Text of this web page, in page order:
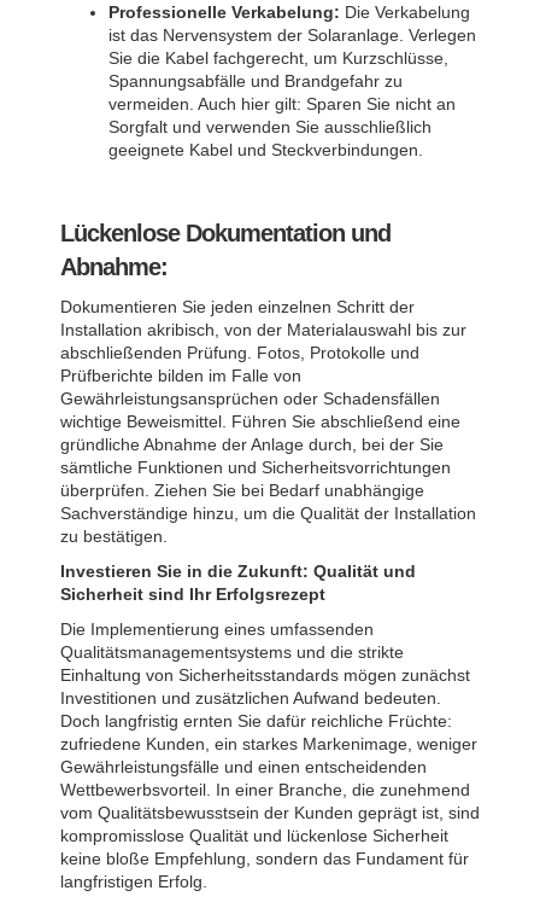
Professionelle Verkabelung: Die Verkabelung
ist das Nervensystem der Solaranlage. Verlegen
Sie die Kabel fachgerecht, um Kurzschlüsse,
Spannungsabfälle und Brandgefahr zu
vermeiden. Auch hier gilt: Sparen Sie nicht an
Sorgfalt und verwenden Sie ausschließlich
geeignete Kabel und Steckverbindungen.
Lückenlose Dokumentation und
Abnahme:
Dokumentieren Sie jeden einzelnen Schritt der
Installation akribisch, von der Materialauswahl bis zur
abschließenden Prüfung. Fotos, Protokolle und
Prüfberichte bilden im Falle von
Gewährleistungsansprüchen oder Schadensfällen
wichtige Beweismittel. Führen Sie abschließend eine
gründliche Abnahme der Anlage durch, bei der Sie
sämtliche Funktionen und Sicherheitsvorrichtungen
überprüfen. Ziehen Sie bei Bedarf unabhängige
Sachverständige hinzu, um die Qualität der Installation
zu bestätigen.
Investieren Sie in die Zukunft: Qualität und
Sicherheit sind Ihr Erfolgsrezept
Die Implementierung eines umfassenden
Qualitätsmanagementsystems und die strikte
Einhaltung von Sicherheitsstandards mögen zunächst
Investitionen und zusätzlichen Aufwand bedeuten.
Doch langfristig ernten Sie dafür reichliche Früchte:
zufriedene Kunden, ein starkes Markenimage, weniger
Gewährleistungsfälle und einen entscheidenden
Wettbewerbsvorteil. In einer Branche, die zunehmend
vom Qualitätsbewusstsein der Kunden geprägt ist, sind
kompromisslose Qualität und lückenlose Sicherheit
keine bloße Empfehlung, sondern das Fundament für
langfristigen Erfolg.